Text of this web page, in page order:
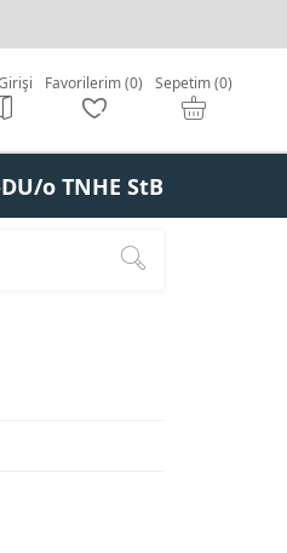
Favorilerim (0) Sepetim (0)
o TNHE StB